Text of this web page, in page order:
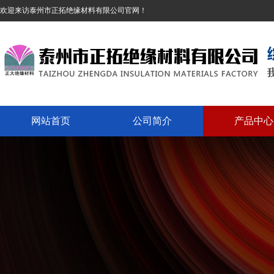
欢迎来访泰州市正拓绝缘材料有限公司官网！
网站首页 公司简介 产品中心